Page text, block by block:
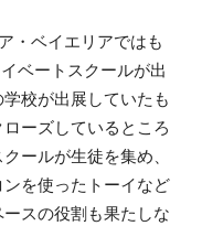
・ベイエリアではも
ベートスクールが出
校が出展していたも
ーズしているところ
ールが生徒を集め、
を使ったトーイなど
スの役割も果たしな